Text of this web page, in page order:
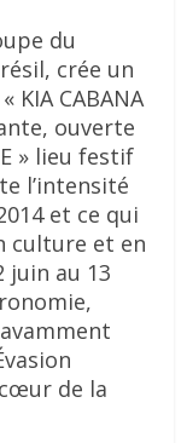
du
crée un
KIA CABANA
ouverte
» lieu festif
l’intensité
et ce qui
culture et en
juin au 13
de la